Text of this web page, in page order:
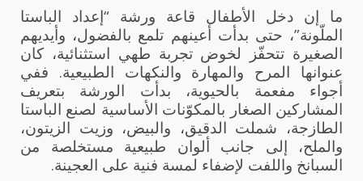
ما إن دخل الأطفال قاعة ورشة “إعداد الباستا
الملّونة”، حتى بدأت أعينهم تلمع بالفضول، وأيديهم
الصغيرة تتحفّز لخوض تجربة طهي استثنائية، كان
عنوانها المرح والمهارة والنكهات الطبيعية. ففي
أجواء مفعمة بالحيوية، بدأت الورشة بتعريف
المشاركين الصغار بالمكوّنات الأساسية لصنع الباستا
الطازجة، شملت الدقيق، والبيض، وزيت الزيتون،
والملح، إلى جانب ألوان طبيعية مستخلصة من
السبانخ واللفت لإضفاء لمسة فنية على العجينة.